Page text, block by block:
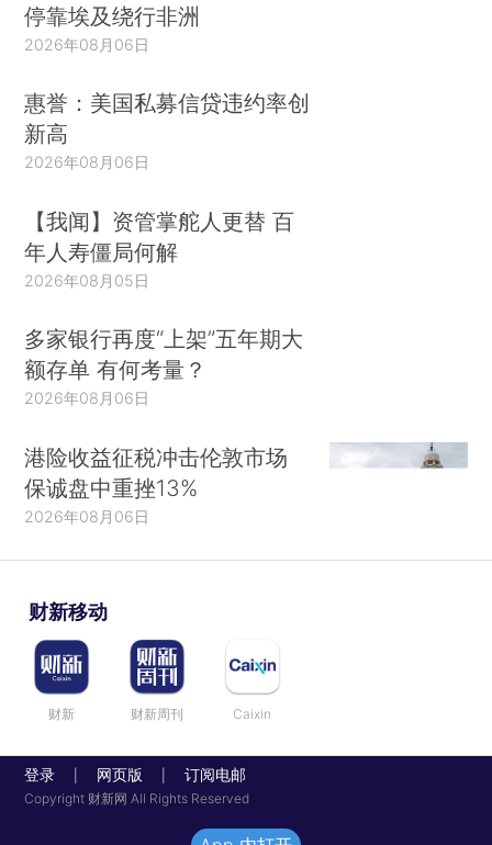
停靠埃及绕行非洲
2026年08月06日
惠誉：美国私募信贷违约率创
新高
2026年08月06日
【我闻】资管掌舵人更替 百
年人寿僵局何解
2026年08月05日
多家银行再度“上架”五年期大
额存单 有何考量？
2026年08月06日
港险收益征税冲击伦敦市场
保诚盘中重挫13%
2026年08月06日
财新移动
财新 财新周刊 Caixin
登录 网页版 订阅电邮
Copyright 财新网 All Rights Reserved